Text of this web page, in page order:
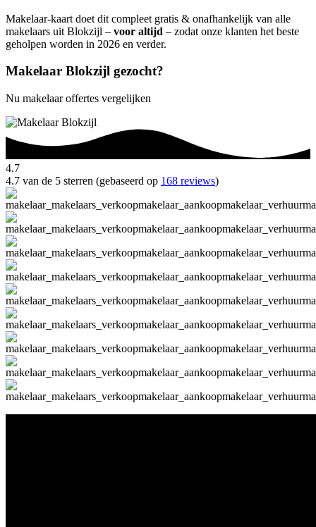
Makelaar-kaart doet dit compleet gratis & onafhankelijk van alle
makelaars uit Blokzijl – voor altijd – zodat onze klanten het beste
geholpen worden in 2026 en verder.
Makelaar Blokzijl gezocht?
Nu makelaar offertes vergelijken
4.7
4.7 van de 5 sterren (gebaseerd op 168 reviews)